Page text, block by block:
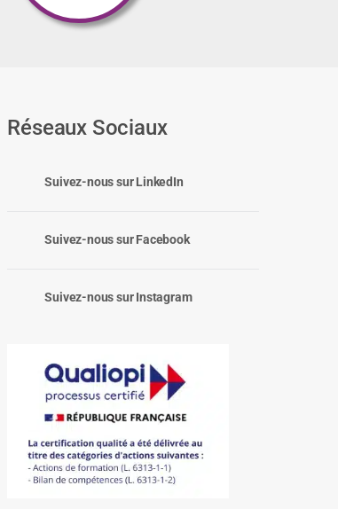
Réseaux Sociaux
Suivez-nous sur LinkedIn
Suivez-nous sur Facebook
Suivez-nous sur Instagram